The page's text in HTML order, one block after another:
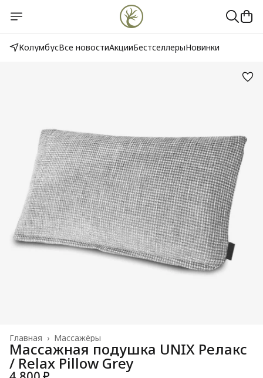
КолумбусВсе новостиАкцииБестселлерыНовинки
Массажёры
Главная ›
Массажная подушка UNIX Релакс
/ Relax Pillow Grey